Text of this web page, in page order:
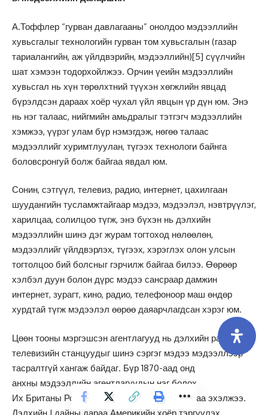
А.Тоффлер “гурван давлагааны” онолдоо мэдээллийн
хувьсгалыг технологийн гурван том хувьсгалын (газар
тариалангийн, аж үйлдвэрийн, мэдээллийн)[5] сүүлчийн
шат хэмээн тодорхойлжээ. Орчин үеийн мэдээллийн
хувьсгал нь хүн төрөлхтний түүхэн хөгжлийн явцад
бүрэлдсэн дараах хоёр чухал үйл явцын үр дүн юм. Энэ
нь нэг талаас, нийгмийн амьдралыг тэтгэгч мэдээллийн
хэмжээ, үүрэг улам бүр нэмэгдэж, нөгөө талаас
мэдээллийг хуримтлуулан, түгээх технологи байнга
боловсронгуй болж байгаа явдал юм.
Сонин, сэтгүүл, телевиз, радио, интернет, цахилгаан
шуудангийн тусламжтайгаар мэдээ, мэдээлэл, нэвтрүүлэг,
харилцаа, солилцоо түгж, энэ бүхэн нь дэлхийн
мэдээллийн шинэ дэг журам тогтоход нөлөөлөн,
мэдээллийг үйлдвэрлэх, түгээх, хэрэглэх олон улсын
тогтолцоо бий болсныг гэрчилж байгаа билээ. Өөрөөр
хэлбэл дуун болон дүрс мэдээ сансраар дамжин
интернет, зурагт, кино, радио, телефоноор маш өндөр
хурдтай түгж мэдээлэл өөрөө даяарчлагдсан хэрэг юм.
Цөөн тооны мэргэшсэн агентлагууд нь дэлхийн радио,
телевизийн станцуудыг шинэ сэргэг мэдээ мэдээллээр
тасралтгүй хангаж байдаг. Бүр 1870-аад онд
анхны мэдээллийн агентлагуудын нэг болох
Их Британы Ройтер агентлаг үйл ажиллагаагаа эхэлжээ.